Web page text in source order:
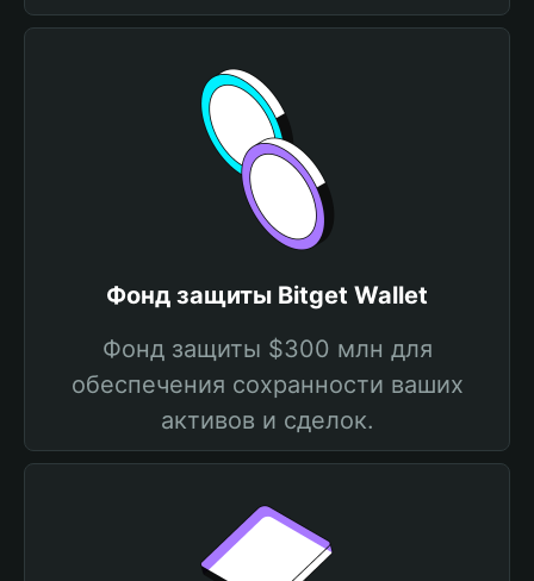
Фонд защиты Bitget Wallet
Фонд защиты $300 млн для
обеспечения сохранности ваших
активов и сделок.